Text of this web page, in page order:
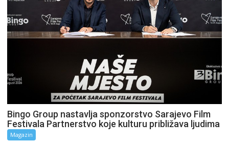
Bingo Group nastavlja sponzorstvo Sarajevo Film
Festivala Partnerstvo koje kulturu približava ljudima
Magazin